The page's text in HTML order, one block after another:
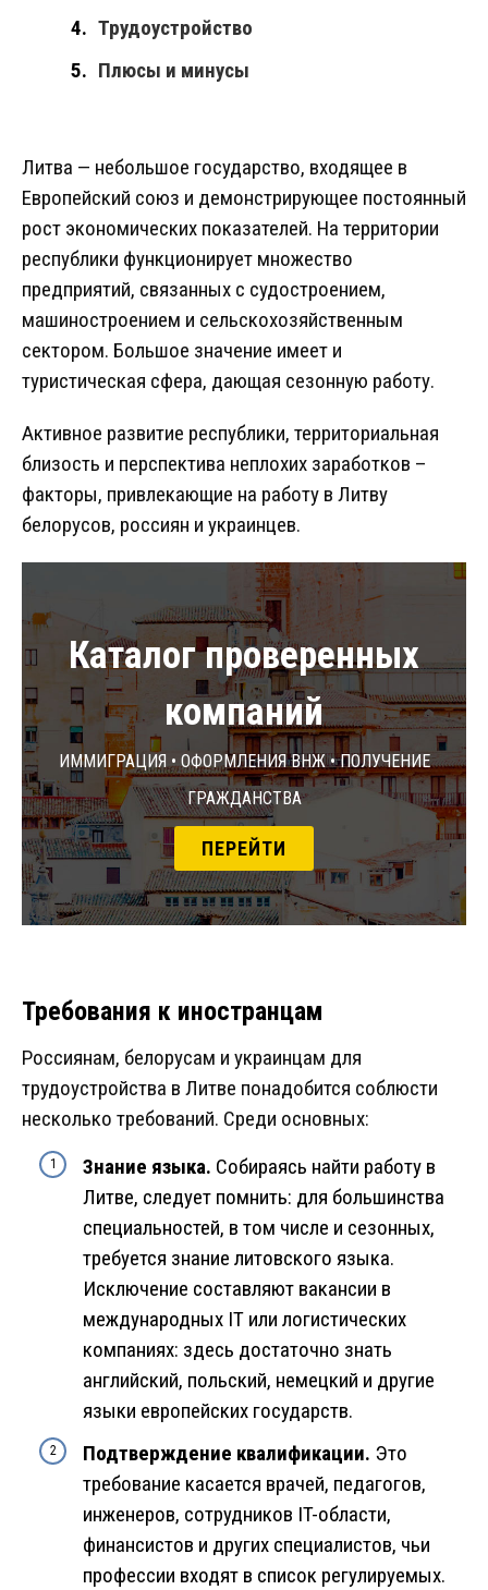
Трудоустройство
Плюсы и минусы
Литва — небольшое государство, входящее в
Европейский союз и демонстрирующее постоянный
рост экономических показателей. На территории
республики функционирует множество
предприятий, связанных с судостроением,
машиностроением и сельскохозяйственным
сектором. Большое значение имеет и
туристическая сфера, дающая сезонную работу.
Активное развитие республики, территориальная
близость и перспектива неплохих заработков –
факторы, привлекающие на работу в Литву
белорусов, россиян и украинцев.
Каталог проверенных
компаний
Иммиграция • Оформления ВНЖ • Получение
гражданства
ПЕРЕЙТИ
Требования к иностранцам
Россиянам, белорусам и украинцам для
трудоустройства в Литве понадобится соблюсти
несколько требований. Среди основных:
Знание языка. Собираясь найти работу в
Литве, следует помнить: для большинства
специальностей, в том числе и сезонных,
требуется знание литовского языка.
Исключение составляют вакансии в
международных IT или логистических
компаниях: здесь достаточно знать
английский, польский, немецкий и другие
языки европейских государств.
Подтверждение квалификации. Это
требование касается врачей, педагогов,
инженеров, сотрудников IT-области,
финансистов и других специалистов, чьи
профессии входят в список регулируемых.